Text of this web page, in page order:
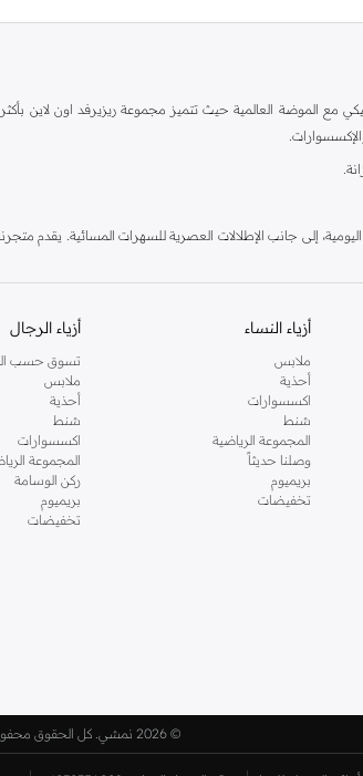
بدمج الطراز الكلاسيكي مع الموضة العالمية حيث تتميز مجموعة
إلى جانب الإطلالات العصرية للسهرات المسائية. يقدم
أزياء النساء
ملابس
أحذية
اكسسوارات
شنط
المجموعة الرياضية
وصلنا حديثاً
بريميوم
تخفيضات
أزياء الرجال
تسوق حسب
ملابس
أحذية
شنط
اكسسوارات
المجموعة
ركن الوسامة
بريميوم
تخفيضات
© 2026 نمشي. كل الحقوق محفوظة